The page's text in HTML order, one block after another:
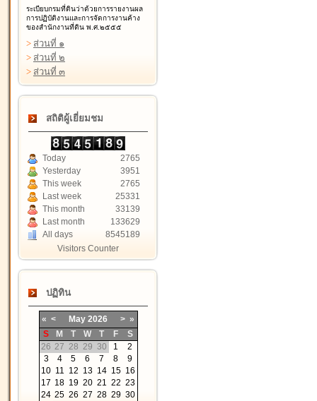
ระเบียบกรมที่ดินว่าด้วยการรายงานผล
การปฏิบัติงานและการจัดการงานค้าง
ของสำนักงานที่ดิน พ.ศ.๒๕๕๕
> ส่วนที่ ๑
> ส่วนที่ ๒
> ส่วนที่ ๓
สถิติผู้เยี่ยมชม
Today
2765
Yesterday
3951
This week
2765
Last week
25331
This month
33139
Last month
133629
All days
8545189
Visitors Counter
ปฏิทิน
« < May 2026 > »
S
M T W T F
S
26 27 28 29 30 1
2
3
4 5 6 7 8
9
10 11 12 13 14 15 16
17 18 19 20 21 22 23
24 25 26 27 28 29 30